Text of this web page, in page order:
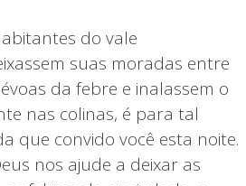
do vale
suas moradas entre
da febre e inalassem o
nas colinas, é para tal
que convido você esta noite.
nos ajude a deixar as